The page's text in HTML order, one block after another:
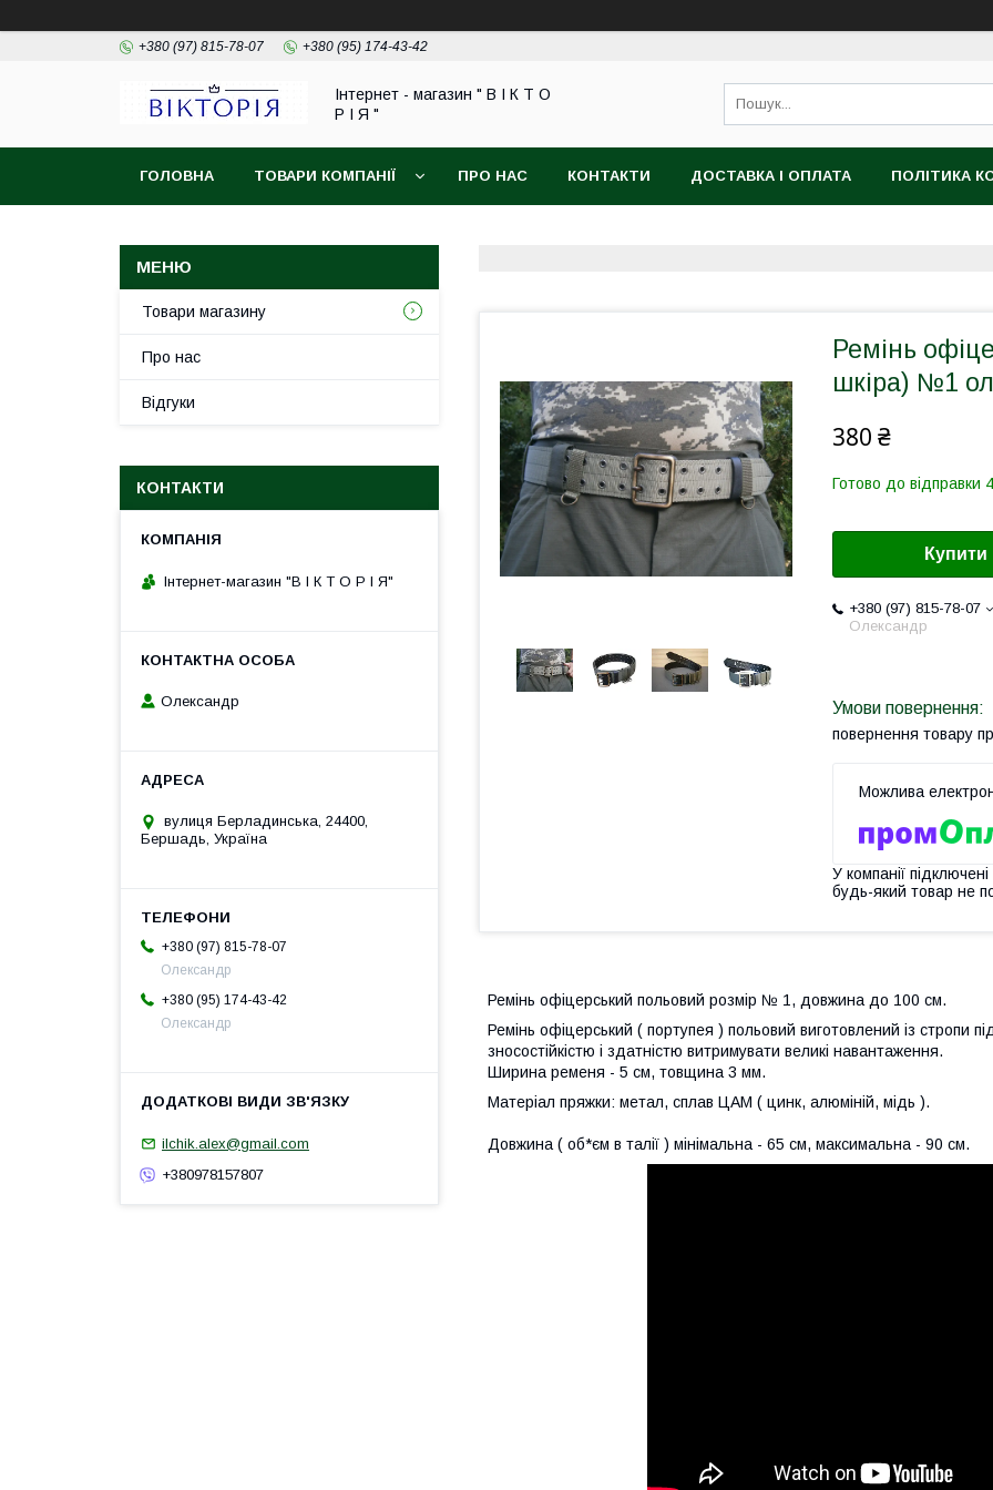
+380 (97) 815-78-07 +380 (95) 174-43-42
Інтернет - магазин " В І К Т О
Р І Я "
ГОЛОВНА ТОВАРИ КОМПАНІЇ ПРО НАС КОНТАКТИ ДОСТАВКА І ОПЛАТА ПОЛІТИКА
Ремінь
шкіра) №1
380 ₴
Готово до відправки
Купити
+380 (97) 815-78-07
Олександр
повернення товару
У компанії
будь-який товар не
Ремінь офіцерський польовий розмір № 1, довжина до 100 см.
Ремінь офіцерський ( портупея ) польовий виготовлений із стропи
зносостійкістю і здатністю витримувати великі навантаження.
Ширина ременя - 5 см, товщина 3 мм.
Матеріал пряжки: метал, сплав ЦАМ ( цинк, алюміній, мідь ).
Довжина ( об*єм в талії ) мінімальна - 65 см, максимальна - 90 см.
Товари магазину
Про нас
Відгуки
КОНТАКТИ
Інтернет-магазин "В І К Т О Р І Я"
Олександр
вулиця Берладинська, 24400,
Бершадь, Україна
+380 (97) 815-78-07
Олександр
+380 (95) 174-43-42
Олександр
ilchik.alex@gmail.com
+380978157807